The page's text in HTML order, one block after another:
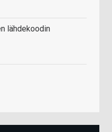
lähdekoodin